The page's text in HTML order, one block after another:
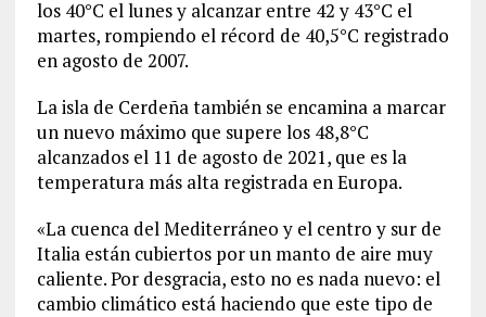
los 40°C el lunes y alcanzar entre 42 y 43°C el
martes, rompiendo el récord de 40,5°C registrado
en agosto de 2007.
La isla de Cerdeña también se encamina a marcar
un nuevo máximo que supere los 48,8°C
alcanzados el 11 de agosto de 2021, que es la
temperatura más alta registrada en Europa.
«La cuenca del Mediterráneo y el centro y sur de
Italia están cubiertos por un manto de aire muy
caliente. Por desgracia, esto no es nada nuevo: el
cambio climático está haciendo que este tipo de